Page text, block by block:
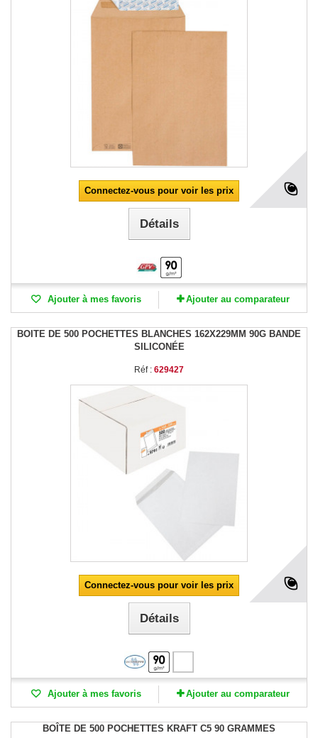
Connectez-vous pour voir les prix
Détails
Ajouter à mes favoris Ajouter au comparateur
BOITE DE 500 POCHETTES BLANCHES 162X229MM 90G BANDE
SILICONÉE
Réf : 629427
Connectez-vous pour voir les prix
Détails
Ajouter à mes favoris Ajouter au comparateur
BOÎTE DE 500 POCHETTES KRAFT C5 90 GRAMMES